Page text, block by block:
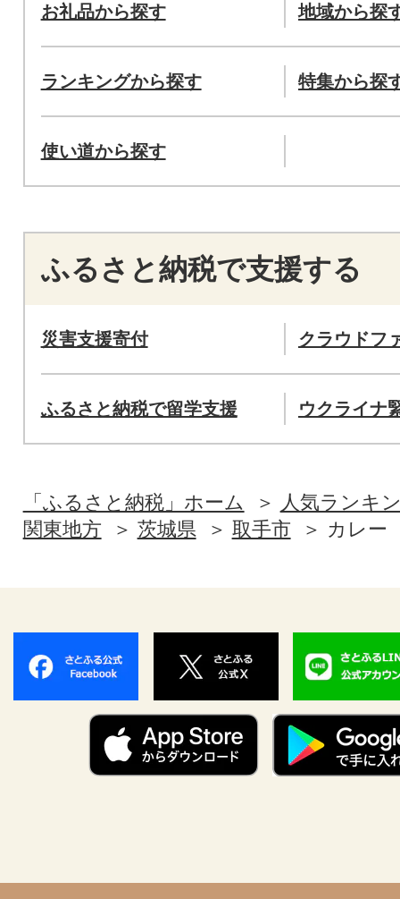
お礼品から探す 地域から探
ランキングから探す 特集から探
使い道から探す
ふるさと納税で支援する
災害支援寄付 クラウドフ
ふるさと納税で留学支援 ウクライナ
「ふるさと納税」ホーム
人気ランキ
関東地方
茨城県 取手市 カレー